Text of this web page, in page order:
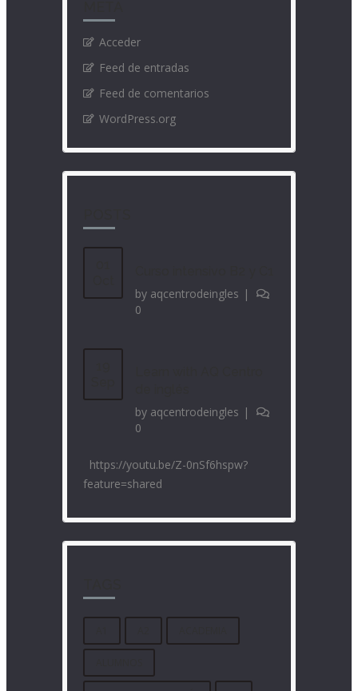
Acceder
Feed de entradas
Feed de comentarios
WordPress.org
by aqcentrodeingles |
0
by aqcentrodeingles |
0
https://youtu.be/Z-0nSf6hspw?
feature=shared